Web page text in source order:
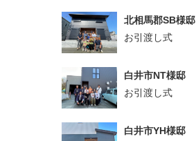
北相馬郡SB様邸
お引渡し式
白井市NT様邸
お引渡し式
白井市YH様邸